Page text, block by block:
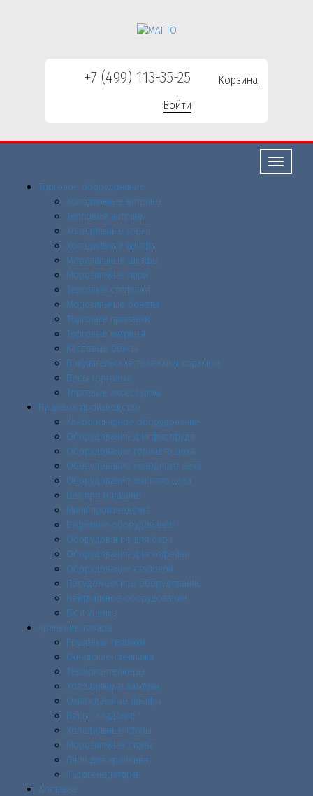
+7 (499) 113-35-25
Корзина
Войти
Свернуть/
Торговое оборудованиe
Холодильные витрины
Тепловые витрины
Холодильные горки
Холодильные шкафы
Морозильные шкафы
Морозильные лари
Торговые стеллажи
Морозильные бонеты
Торговые прилавки
Торговые витрины
Кассовые боксы
Покупательские тележки и корзинки
Весы торговые
Торговые аксессуары
Пищевое производство
Хлебопекарное оборудование
Оборудование для фастфуда
Оборудование горячего цеха
Оборудование холодного цеха
Оборудование мясного цеха
Цех при магазине
Мини производства
Буфетное оборудование
Оборудование для бара
Оборудование для кофейни
Оборудование столовой
Посудомоечное оборудование
Нейтральное оборудование
БУ и Уценка
Хранение товара
Грузовые тележки
Складские стеллажи
Термоконтейнеры
Холодильные камеры
Охлаждаемые шкафы
Весы складские
Холодильные столы
Морозильные столы
Лари для хранения
Льдогенераторы
Доставка